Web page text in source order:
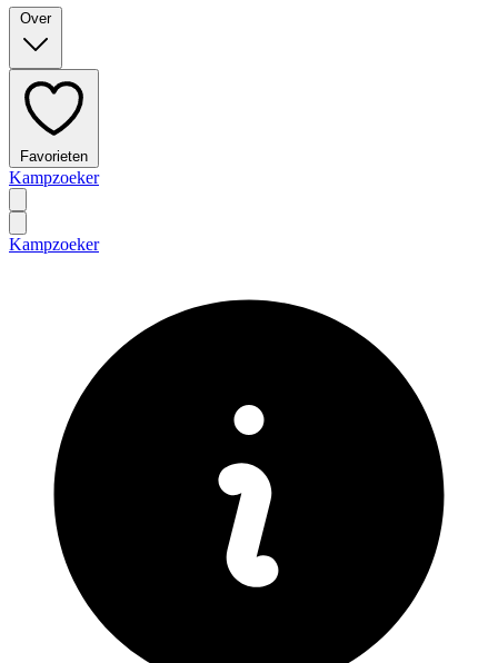
Over
Favorieten
Kampzoeker
Kampzoeker